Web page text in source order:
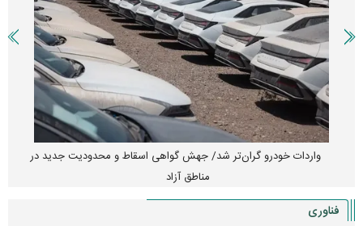
امتیاز واردات خودرو ۳ میلیارد تومان! / رانت جدید در بازار خودرو
چیست؟
فناوری